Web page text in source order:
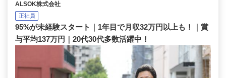
ALSOK株式会社
正社員
95%が未経験スタート｜1年目で月収32万円以上も！｜賞
与平均137万円｜20代30代多数活躍中！